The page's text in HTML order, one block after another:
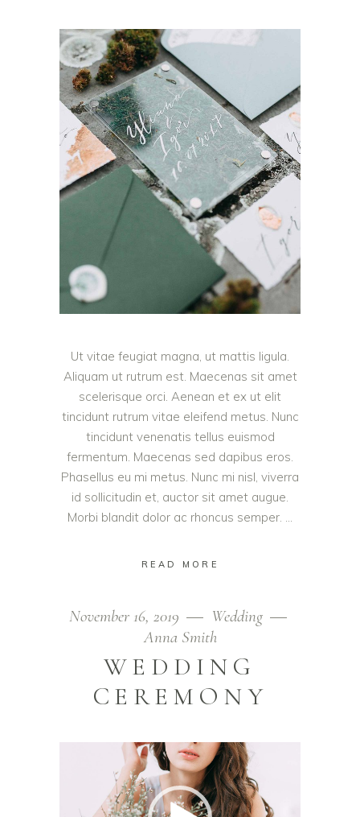
Ut vitae feugiat magna, ut mattis ligula.
Aliquam ut rutrum est. Maecenas sit amet
scelerisque orci. Aenean et ex ut elit
tincidunt rutrum vitae eleifend metus. Nunc
tincidunt venenatis tellus euismod
fermentum. Maecenas sed dapibus eros.
Phasellus eu mi metus. Nunc mi nisl, viverra
id sollicitudin et, auctor sit amet augue.
Morbi blandit dolor ac rhoncus semper.
READ MORE
November 16, 2019
Wedding
Anna Smith
WEDDING
CEREMONY